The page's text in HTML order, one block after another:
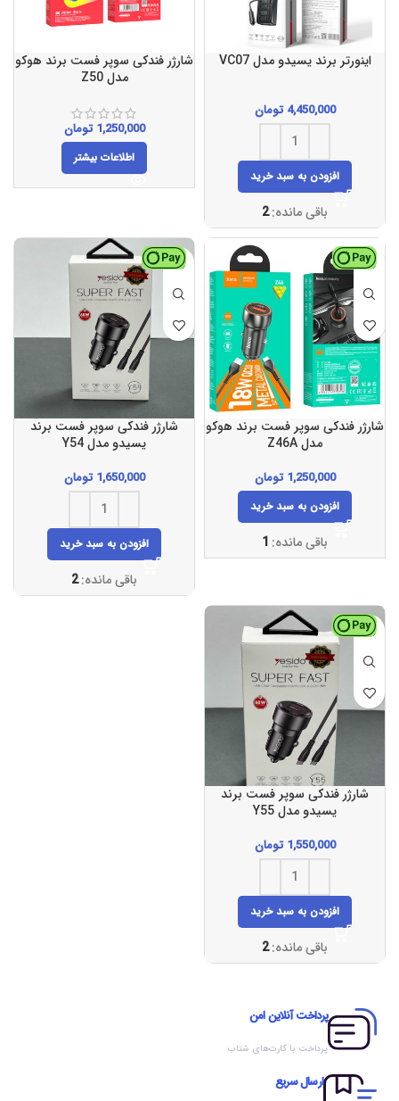
اینورتر برند یسیدو مدل VC07
4,450,000 تومان
افزودن به سبد خرید
باقی مانده:2
شارژر فندکی سوپر فست برند هوکو
مدل Z50
1,250,000 تومان
اطلاعات بیشتر
شارژر فندکی سوپر فست برند هوکو
مدل Z46A
1,250,000 تومان
افزودن به سبد خرید
باقی مانده: 1
شارژر فندکی سوپر فست برند
یسیدو مدل Y54
1,650,000 تومان
افزودن به سبد خرید
باقی مانده:2
شارژر فندکی سوپر فست برند
یسیدو مدل Y55
1,550,000 تومان
افزودن به سبد خرید
باقی مانده:2
پرداخت آنلاین امن
پرداخت با کارت‌های شتاب
ارسال سریع